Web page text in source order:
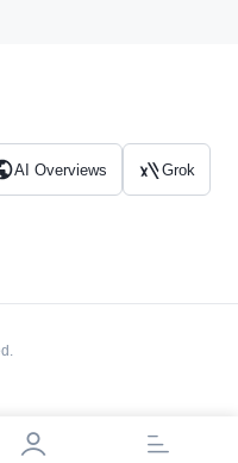
AI Overviews Grok